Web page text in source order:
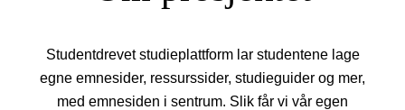
Studentdrevet studieplattform lar studentene lage
egne emnesider, ressurssider, studieguider og mer,
med emnesiden i sentrum. Slik får vi vår egen